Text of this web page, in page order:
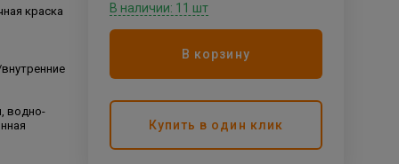
краска
водно-
В наличии: 11 шт
В корзину
Купить в один клик